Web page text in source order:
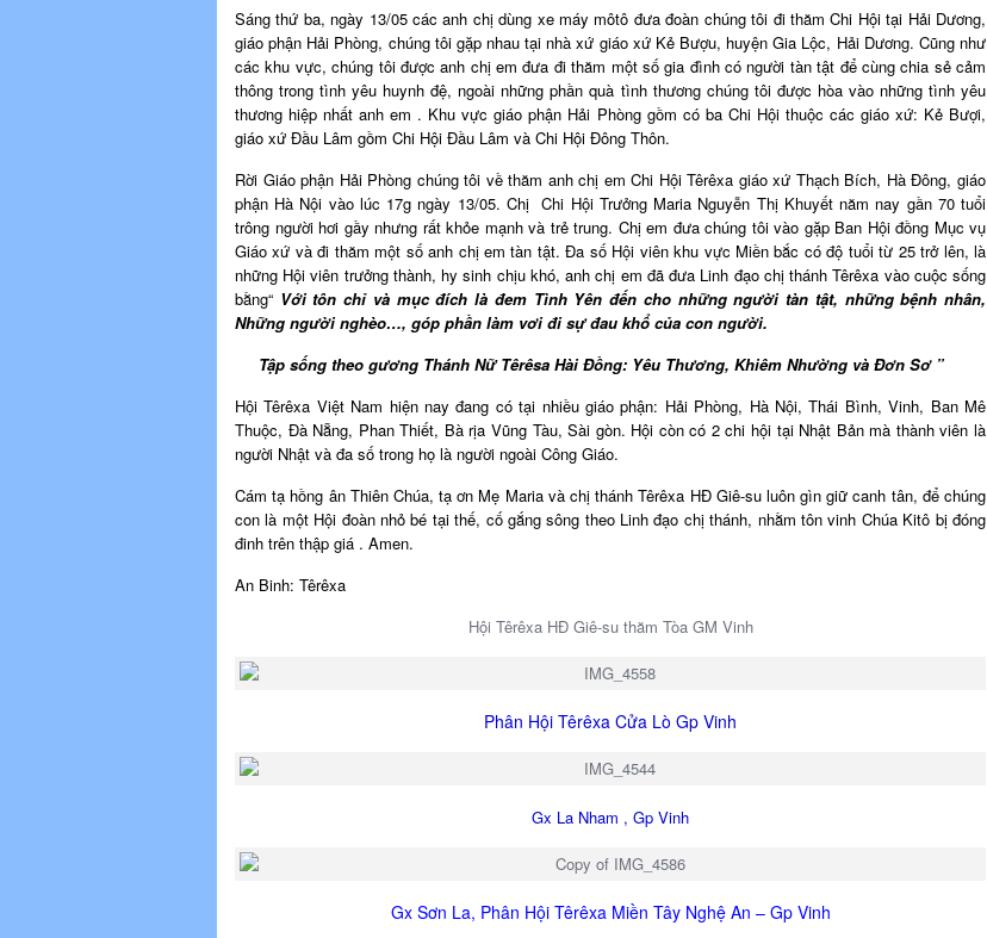
Sáng thứ ba, ngày 13/05 các anh chị dùng xe máy môtô đưa đoàn chúng tôi đi thăm Chi Hội tại Hải Dương,
giáo phận Hải Phòng, chúng tôi gặp nhau tại nhà xứ giáo xứ Kẻ Bượu, huyện Gia Lộc, Hải Dương. Cũng như
các khu vực, chúng tôi được anh chị em đưa đi thăm một số gia đình có người tàn tật để cùng chia sẻ cảm
thông trong tình yêu huynh đệ, ngoài những phần quà tình thương chúng tôi được hòa vào những tình yêu
thương hiệp nhất anh em . Khu vực giáo phận Hải Phòng gồm có ba Chi Hội thuộc các giáo xứ: Kẻ Bượi,
giáo xứ Đầu Lâm gồm Chi Hội Đầu Lâm và Chi Hội Đông Thôn.
Rời Giáo phận Hải Phòng chúng tôi về thăm anh chị em Chi Hội Têrêxa giáo xứ Thạch Bích, Hà Đông, giáo
phận Hà Nội vào lúc 17g ngày 13/05. Chị Chi Hội Trưởng Maria Nguyễn Thị Khuyết năm nay gần 70 tuổi
trông người hơi gầy nhưng rất khỏe mạnh và trẻ trung. Chị em đưa chúng tôi vào gặp Ban Hội đồng Mục vụ
Giáo xứ và đi thăm một số anh chị em tàn tật. Đa số Hội viên khu vực Miền bắc có độ tuổi từ 25 trở lên, là
những Hội viên trưởng thành, hy sinh chịu khó, anh chị em đã đưa Linh đạo chị thánh Têrêxa vào cuộc sống
bằng“ Với tôn chỉ và mục đích là đem Tình Yên đến cho những người tàn tật, những bệnh nhân,
Những người nghèo…, góp phần làm vơi đi sự đau khổ của con người.
Tập sống theo gương Thánh Nữ Têrêsa Hài Đồng: Yêu Thương, Khiêm Nhường và Đơn Sơ ”
Hội Têrêxa Việt Nam hiện nay đang có tại nhiều giáo phận: Hải Phòng, Hà Nội, Thái Bình, Vinh, Ban Mê
Thuộc, Đà Nẵng, Phan Thiết, Bà rịa Vũng Tàu, Sài gòn. Hội còn có 2 chi hội tại Nhật Bản mà thành viên là
người Nhật và đa số trong họ là người ngoài Công Giáo.
Cám tạ hồng ân Thiên Chúa, tạ ơn Mẹ Maria và chị thánh Têrêxa HĐ Giê-su luôn gìn giữ canh tân, để chúng
con là một Hội đoàn nhỏ bé tại thế, cố gắng sông theo Linh đạo chị thánh, nhằm tôn vinh Chúa Kitô bị đóng
đinh trên thập giá . Amen.
An Binh: Têrêxa
Hội Têrêxa HĐ Giê-su thăm Tòa GM Vinh
Phân Hội Têrêxa Cửa Lò Gp Vinh
Gx La Nham , Gp Vinh
Gx Sơn La, Phân Hội Têrêxa Miền Tây Nghệ An – Gp Vinh